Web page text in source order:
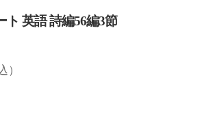
ド入れ
ト 英語 詩編56編3節
）